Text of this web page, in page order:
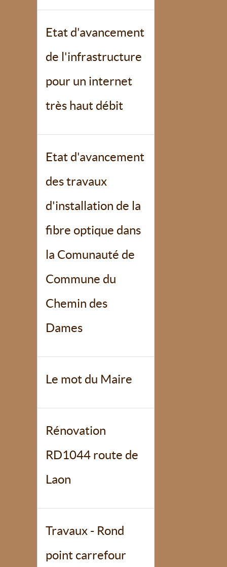
Etat d'avancement
de l'infrastructure
pour un internet
très haut débit
Etat d'avancement
des travaux
d'installation de la
fibre optique dans
la Comunauté de
Commune du
Chemin des
Dames
Le mot du Maire
Rénovation
RD1044 route de
Laon
Travaux - Rond
point carrefour